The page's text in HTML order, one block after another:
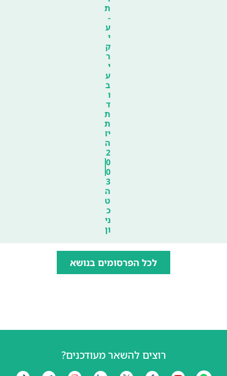
ת
-
ע
י
ק
ר
י
ע
ב
ו
ד
ת
ת
יז
ה
2
0
0
3
ה
ט
כ
ני
ון
לכל הפרסומים בנושא
רוצים להשאר מעודכנים?